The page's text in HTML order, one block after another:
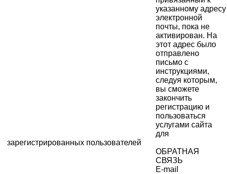
указанному адресу
электронной
почты, пока не
активирован. На
этот адрес было
отправлено
письмо с
инструкциями,
следуя которым,
вы сможете
закончить
регистрацию и
пользоваться
услугами сайта
для
зарегистрированных пользователей
ОБРАТНАЯ
СВЯЗЬ
E-mail